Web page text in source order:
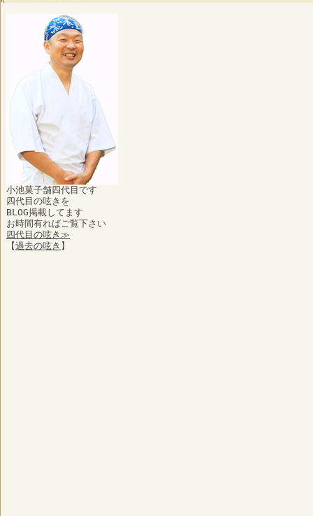
小池菓子舗四代目です
四代目の呟きを
BLOG掲載してます
お時間有ればご覧下さい
四代目の呟き≫
【過去の呟き 】